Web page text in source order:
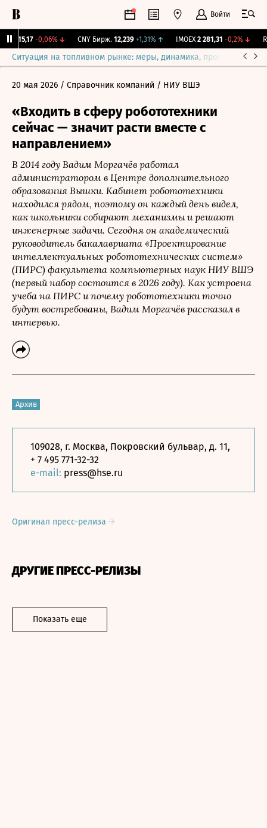
Войти
115,17 -0,06%↓ CNY Бирж. 12,239 +1,31% ↑ IMOEX 2 281,31 -0,2%↓
Ситуация на топливном рынке: меры, динамика, прогнозы
20 мая 2026 / Справочник компаний / НИУ ВШЭ
«Входить в сферу робототехники
сейчас — значит расти вместе с
направлением»
В 2014 году Вадим Моргачёв работал
администратором в Центре дополнительного
образования Вышки. Кабинет робототехники
находился рядом, поэтому он каждый день видел,
как школьники собирают механизмы и решают
инженерные задачи. Сегодня он академический
руководитель бакалавриата «Проектирование
интеллектуальных робототехнических систем»
(ПИРС) факультета компьютерных наук НИУ ВШЭ
(первый набор состоится в 2026 году). Как устроена
учеба на ПИРС и почему робототехники точно
будут востребованы, Вадим Моргачёв рассказал в
интервью.
Архив
109028, г. Москва, Покровский бульвар, д. 11,
+ 7 495 771-32-32
e-mail: press@hse.ru
Оригинал пресс-релиза
ДРУГИЕ ПРЕСС-РЕЛИЗЫ
Показать еще